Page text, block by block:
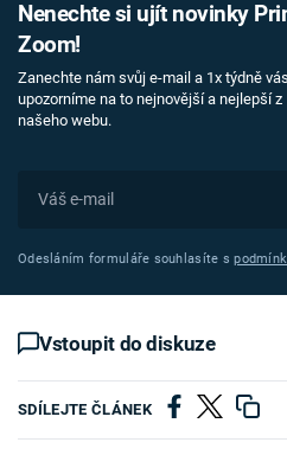
Nenechte si ujít novinky
Zoom!
Zanechte nám svůj e-mail a 1x týdně vás
upozorníme na to nejnovější a nejlepší z
našeho webu.
Odesláním formuláře souhlasíte s
Vstoupit do diskuze
SDÍLEJTE ČLÁNEK